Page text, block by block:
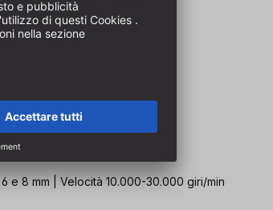
e 8 mm | Velocità 10.000-30.000 giri/min